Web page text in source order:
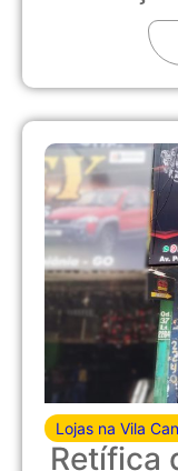
Lojas na Vila
Retífica